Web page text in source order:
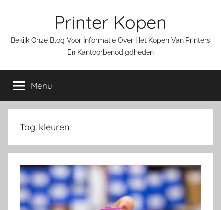
inhoud
Printer Kopen
Bekijk Onze Blog Voor Informatie Over Het Kopen Van Printers
En Kantoorbenodigdheden
Menu
Tag: kleuren